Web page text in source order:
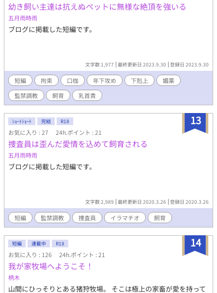
幼き飼い主達は抗えぬペットに無様な絶頂を強いる
五月雨時雨
ブログに掲載した短編です。
文字数 1,977 最終更新日 2023.9.30 登録日 2023.9.30
短編 拘束 口枷 年下攻め 下剋上
媚薬
監禁調教
飼育 乳首責
13
ｼｮｰﾄｼｮｰﾄ 完結 R18
お気に入り : 27 24h.ポイント : 21
捜査員は歪んだ愛情を込めて飼育される
五月雨時雨
ブログに掲載した短編です。
文字数 2,989 最終更新日 2020.3.26 登録日 2020.3.26
短編 監禁調教 捜査員 イラマチオ 飼育
14
短編 連載中 R18
お気に入り : 126 24h.ポイント : 21
我が家牧場へようこそ！
柄木
山間にひっそりとある猪狩牧場。 そこは極上の家畜が愛を持って